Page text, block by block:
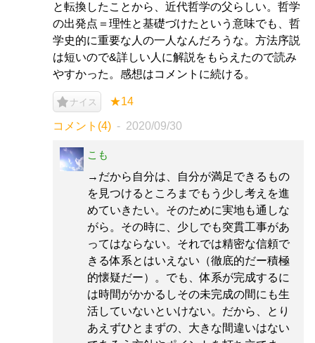
と転換したことから、近代哲学の父らしい。哲学
の出発点＝理性と基礎づけたという意味でも、哲
学史的に重要な人の一人なんだろうな。方法序説
は短いので&詳しい人に解説をもらえたので読み
やすかった。感想はコメントに続ける。
ナイス ★14
コメント(4) 2020/09/30
こも
→だから自分は、自分が満足できるもの
を見つけるところまでもう少し考えを進
めていきたい。そのために実地も通しな
がら。その時に、少しでも突貫工事があ
ってはならない。それでは精密な信頼で
きる体系とはいえない（徹底的だー積極
的懐疑だー）。でも、体系が完成するに
は時間がかかるしその未完成の間にも生
活していないといけない。だから、とり
あえずひとまずの、大きな間違いはない